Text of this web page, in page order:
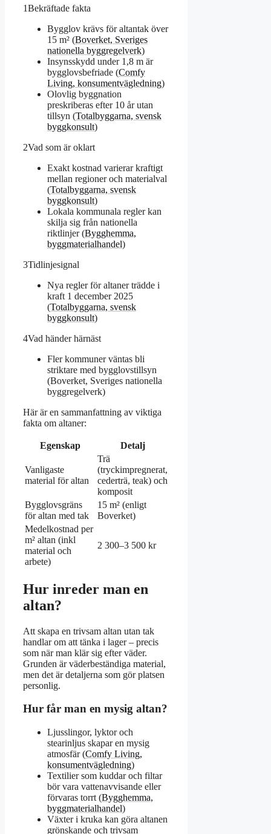
1Bekräftade fakta
Bygglov krävs för altantak över
15 m² (Boverket, Sveriges
nationella byggregelverk)
Insynsskydd under 1,8 m är
bygglovsbefriade (Comfy
Living, konsumentvägledning)
Olovlig byggnation
preskriberas efter 10 år utan
tillsyn (Totalbyggarna, svensk
byggkonsult)
2Vad som är oklart
Exakt kostnad varierar kraftigt
mellan regioner och materialval
(Totalbyggarna, svensk
byggkonsult)
Lokala kommunala regler kan
skilja sig från nationella
riktlinjer (Bygghemma,
byggmaterialhandel)
3Tidlinjesignal
Nya regler för altaner trädde i
kraft 1 december 2025
(Totalbyggarna, svensk
byggkonsult)
4Vad händer härnäst
Fler kommuner väntas bli
striktare med bygglovstillsyn
(Boverket, Sveriges nationella
byggregelverk)
Här är en sammanfattning av viktiga
fakta om altaner:
Egenskap Detalj
Vanligaste
material för altan
Trä
(tryckimpregnerat,
cederträ, teak) och
komposit
Bygglovsgräns
för altan med tak
15 m² (enligt
Boverket)
Medelkostnad per
m² altan (inkl
material och
arbete)
2 300–3 500 kr
Hur inreder man en
altan?
Att skapa en trivsam altan utan tak
handlar om att tänka i lager – precis
som när man klär sig efter väder.
Grunden är väderbeständiga material,
men det är detaljerna som gör platsen
personlig.
Hur får man en mysig altan?
Ljusslingor, lyktor och
stearinljus skapar en mysig
atmosfär (Comfy Living,
konsumentvägledning)
Textilier som kuddar och filtar
bör vara vattenavvisande eller
förvaras torrt (Bygghemma,
byggmaterialhandel)
Växter i kruka kan göra altanen
grönskande och trivsam